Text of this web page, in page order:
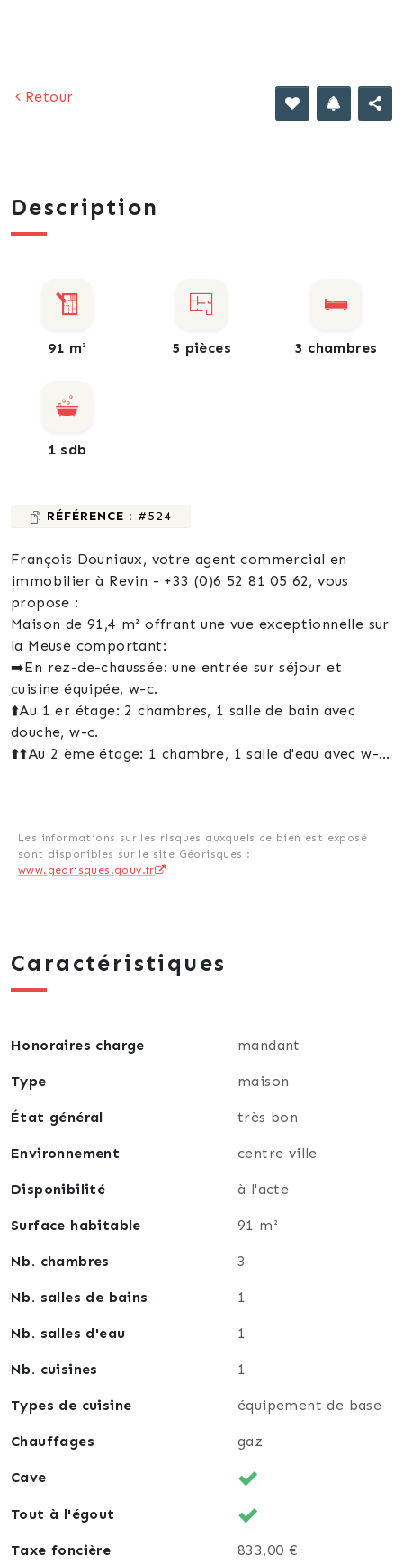
Retour
Description
91 m² 5 pièces 3 chambres
1 sdb
RÉFÉRENCE : #524
François Douniaux, votre agent commercial en
immobilier à Revin - +33 (0)6 52 81 05 62, vous
propose :
Maison de 91,4 m² offrant une vue exceptionnelle sur
la Meuse comportant:
➡️En rez-de-chaussée: une entrée sur séjour et
cuisine équipée, w-c.
⬆️Au 1 er étage: 2 chambres, 1 salle de bain avec
douche, w-c.
⬆️⬆️Au 2 ème étage: 1 chambre, 1 salle d'eau avec w-c.
la Meuse.
🔥Chauffage gaz de ville, double vitrage pvc avec
Les informations sur les risques auxquels ce bien est exposé
sont disponibles sur le site Géorisques :
www.georisques.gouv.fr
Caractéristiques
Honoraires charge mandant
Type maison
État général très bon
Environnement centre ville
Disponibilité à l'acte
Surface habitable 91 m²
Nb. chambres 3
Nb. salles de bains 1
Nb. salles d'eau 1
Nb. cuisines 1
Types de cuisine équipement de base
Chauffages gaz
Cave
Tout à l'égout
Taxe foncière 833,00 €